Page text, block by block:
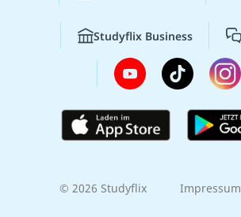
Studyflix Business
© 2026 Studyflix Impressum